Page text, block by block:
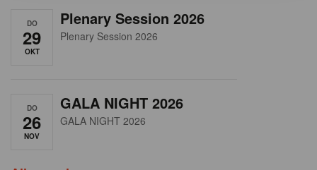
DO
29
OKT
Plenary Session 2026
Plenary Session 2026
DO
26
NOV
GALA NIGHT 2026
GALA NIGHT 2026